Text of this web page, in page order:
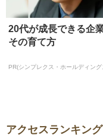
20代が成長できる企業
その育て方
PR(シンプレクス・ホールディング
アクセスランキング